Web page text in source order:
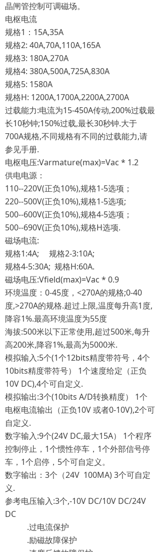
晶闸管控制可调磁场。
电枢电流
规格1：15A,35A
规格2: 40A,70A,110A,165A
规格3: 180A,270A
规格4: 380A,500A,725A,830A
规格5: 1580A
规格H: 1200A,1700A,2200A,2700A
过载能力:电流为15-450A传动,200%过载最
长10秒钟;150%过载,最长30秒钟.大于
700A规格,不同规格有不同的过载能力,请
参见手册.
电枢电压:Varmature(max)=Vac * 1.2
供电电源：
110--220V(正负10%),规格1-5选项；
220--500V(正负10%),规格1-5选项;
500--600V(正负10%),规格4-5选项；
500--690V(正负10%),规格H选项.
磁场电流:
规格1:4A; 规格2-3:10A;
规格4-5:30A; 规格H:60A.
磁场电压:Vfield(max)=Vac * 0.9
环境温度：0-45度，<270A的规格;0-40
度,>270A的规格.超过上限,温度每升高1度,
降容1%.最高环境温度为55度
海拔:500米以下正常使用,超过500米,每升
高200米,降容1%,最高为5000米.
模拟输入:5个(1个12bits精度带符号，4个
10bits精度带符号） 1个速度给定（正负
10V DC),4个可自定义.
模拟输出:3个(10bits A/D转换精度） 1个
电枢电流输出（正负10V 或者0-10V),2个可
自定义.
数字输入:9个(24V DC,最大15A） 1个程序
控制停止，1个惯性停车，1个外部信号停
车，1个启停，5个可自定义。
数字输出：3个（24V 100MA) 3个可自定
义.
参考电压输入:3个,-10V DC/10V DC/24V
DC
.过电流保护
.励磁故障保护